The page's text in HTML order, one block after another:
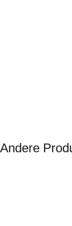
Andere